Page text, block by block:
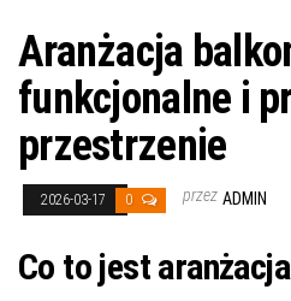
Aranżacja
funkcjonalne i
przestrzenie
2026-03-17 0 przez ADMIN
Co to jest